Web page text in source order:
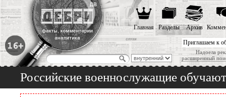
Приглашаем к
Надоела
расширенный
Главная Разделы Архив
Российские военнослужащие